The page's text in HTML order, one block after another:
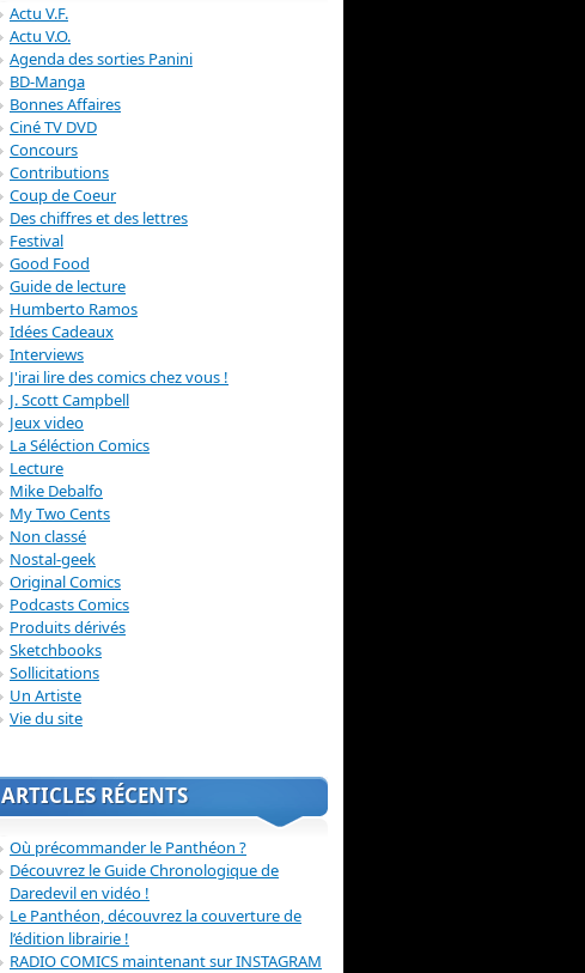
Actu V.F.
Actu V.O.
Agenda des sorties Panini
BD-Manga
Bonnes Affaires
Ciné TV DVD
Concours
Contributions
Coup de Coeur
Des chiffres et des lettres
Festival
Good Food
Guide de lecture
Humberto Ramos
Idées Cadeaux
Interviews
J'irai lire des comics chez vous !
J. Scott Campbell
Jeux video
La Séléction Comics
Lecture
Mike Debalfo
My Two Cents
Non classé
Nostal-geek
Original Comics
Podcasts Comics
Produits dérivés
Sketchbooks
Sollicitations
Un Artiste
Vie du site
ARTICLES RÉCENTS
Où précommander le Panthéon ?
Découvrez le Guide Chronologique de
Daredevil en vidéo !
Le Panthéon, découvrez la couverture de
l’édition librairie !
RADIO COMICS maintenant sur INSTAGRAM